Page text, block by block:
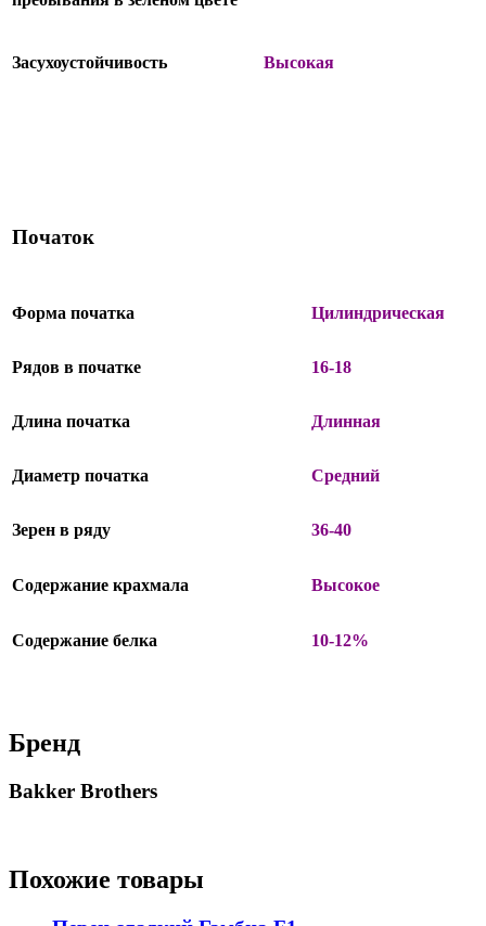
Засухоустойчивость Высокая
Початок
Форма початка Цилиндрическая
Рядов в початке 16-18
Длина початка Длинная
Диаметр початка Средний
Зерен в ряду 36-40
Содержание крахмала Высокое
Содержание белка 10-12%
Бренд
Bakker Brothers
Похожие товары